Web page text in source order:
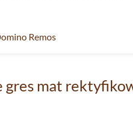
Remos
gres mat